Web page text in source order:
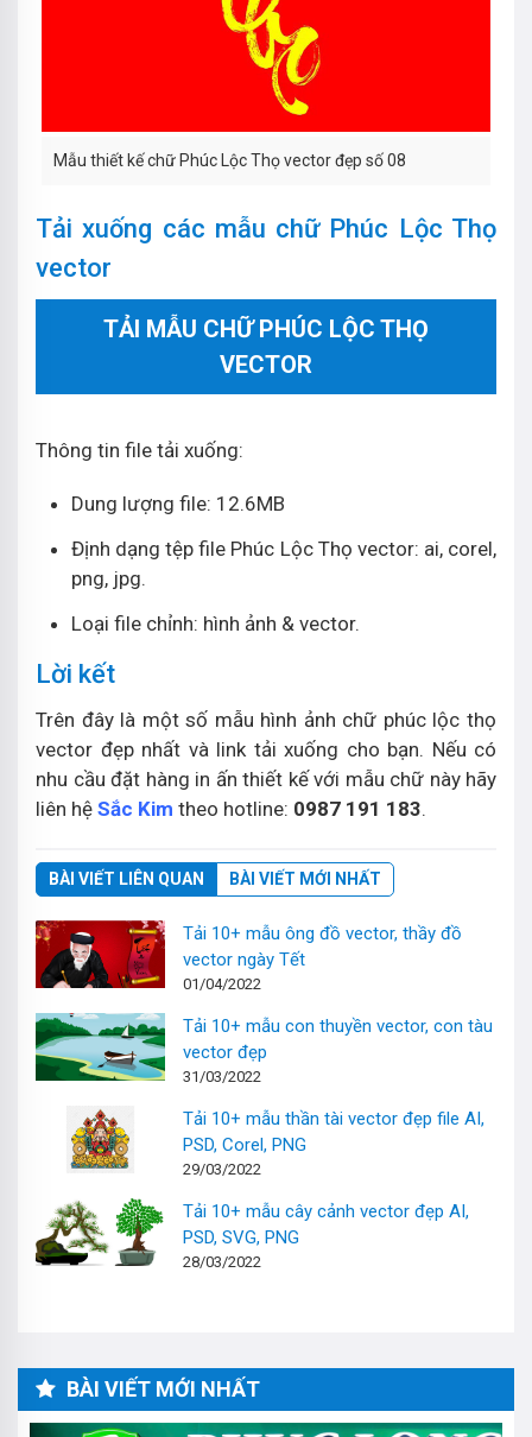
Mẫu thiết kế chữ Phúc Lộc Thọ vector đẹp số 08
Tải xuống các mẫu chữ Phúc Lộc Thọ
vector
TẢI MẪU CHỮ PHÚC LỘC THỌ
VECTOR
Thông tin file tải xuống:
Dung lượng file: 12.6MB
Định dạng tệp file Phúc Lộc Thọ vector: ai, corel,
png, jpg.
Loại file chỉnh: hình ảnh & vector.
Lời kết
Trên đây là một số mẫu hình ảnh chữ phúc lộc thọ
vector đẹp nhất và link tải xuống cho bạn. Nếu có
nhu cầu đặt hàng in ấn thiết kế với mẫu chữ này hãy
liên hệ Sắc Kim theo hotline: 0987 191 183.
BÀI VIẾT LIÊN QUAN BÀI VIẾT MỚI NHẤT
Tải 10+ mẫu ông đồ vector, thầy đồ
vector ngày Tết
01/04/2022
Tải 10+ mẫu con thuyền vector, con tàu
vector đẹp
31/03/2022
Tải 10+ mẫu thần tài vector đẹp file AI,
PSD, Corel, PNG
29/03/2022
Tải 10+ mẫu cây cảnh vector đẹp AI,
PSD, SVG, PNG
28/03/2022
BÀI VIẾT MỚI NHẤT